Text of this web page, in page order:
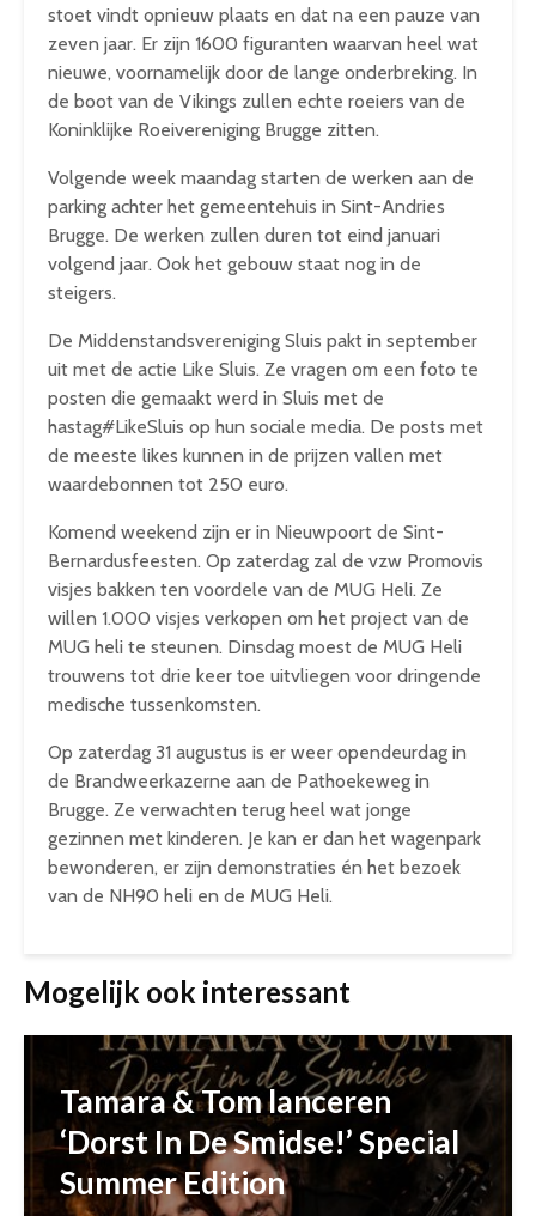
stoet vindt opnieuw plaats en dat na een pauze van
zeven jaar. Er zijn 1600 figuranten waarvan heel wat
nieuwe, voornamelijk door de lange onderbreking. In
de boot van de Vikings zullen echte roeiers van de
Koninklijke Roeivereniging Brugge zitten.
Volgende week maandag starten de werken aan de
parking achter het gemeentehuis in Sint-Andries
Brugge. De werken zullen duren tot eind januari
volgend jaar. Ook het gebouw staat nog in de
steigers.
De Middenstandsvereniging Sluis pakt in september
uit met de actie Like Sluis. Ze vragen om een foto te
posten die gemaakt werd in Sluis met de
hastag#LikeSluis op hun sociale media. De posts met
de meeste likes kunnen in de prijzen vallen met
waardebonnen tot 250 euro.
Komend weekend zijn er in Nieuwpoort de Sint-
Bernardusfeesten. Op zaterdag zal de vzw Promovis
visjes bakken ten voordele van de MUG Heli. Ze
willen 1.000 visjes verkopen om het project van de
MUG heli te steunen. Dinsdag moest de MUG Heli
trouwens tot drie keer toe uitvliegen voor dringende
medische tussenkomsten.
Op zaterdag 31 augustus is er weer opendeurdag in
de Brandweerkazerne aan de Pathoekeweg in
Brugge. Ze verwachten terug heel wat jonge
gezinnen met kinderen. Je kan er dan het wagenpark
bewonderen, er zijn demonstraties én het bezoek
van de NH90 heli en de MUG Heli.
Mogelijk ook interessant
Tamara & Tom lanceren
‘Dorst In De Smidse!’ Special
Summer Edition